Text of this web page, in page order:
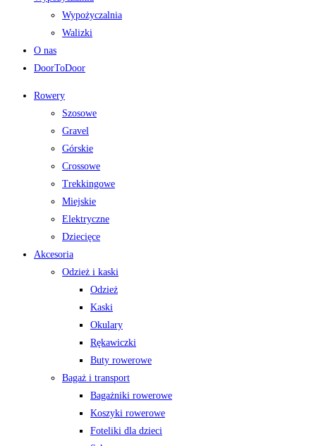
Wypożyczalnia
Walizki
O nas
DoorToDoor
Rowery
Szosowe
Gravel
Górskie
Crossowe
Trekkingowe
Miejskie
Elektryczne
Dziecięce
Akcesoria
Odzież i kaski
Odzież
Kaski
Okulary
Rękawiczki
Buty rowerowe
Bagaż i transport
Bagażniki rowerowe
Koszyki rowerowe
Foteliki dla dzieci